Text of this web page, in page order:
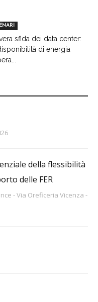
vera sfida dei data center:
di energia
della flessibilità
delle FER
- Via Oreficeria Vicenza -